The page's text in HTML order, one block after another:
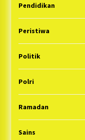
Pendidikan
Peristiwa
Politik
Polri
Ramadan
Sains